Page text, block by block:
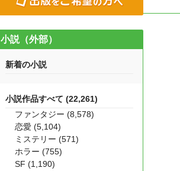
小説（外部）
新着の小説
小説作品すべて (22,261)
ファンタジー (8,578)
恋愛 (5,104)
ミステリー (571)
ホラー (755)
SF (1,190)